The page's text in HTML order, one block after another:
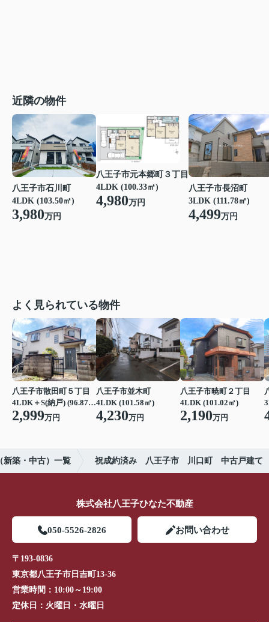
近隣の物件
八王子市石川町
4LDK (103.50㎡)
3,980万円
八王子市元本郷町３丁目
4LDK (100.33㎡)
4,980万円
八王子市長沼町
3LDK (111.78㎡)
4,499万円
よく見られている物件
八王子市散田町５丁目
4LDK＋S(納戸) (96.87㎡)
2,999万円
八王子市並木町
4LDK (101.58㎡)
4,230万円
八王子市暁町２丁目
4LDK (101.02㎡)
2,190万円
新築・中古）一覧 祝成約済み 八王子市 川口町 中古戸建て
株式会社八王子ひなた不動産
050-5526-2826 お問い合わせ
〒193-0836
東京都八王子市日吉町13-36
営業時間： 10:00～19:00
定休日： 火曜日・水曜日